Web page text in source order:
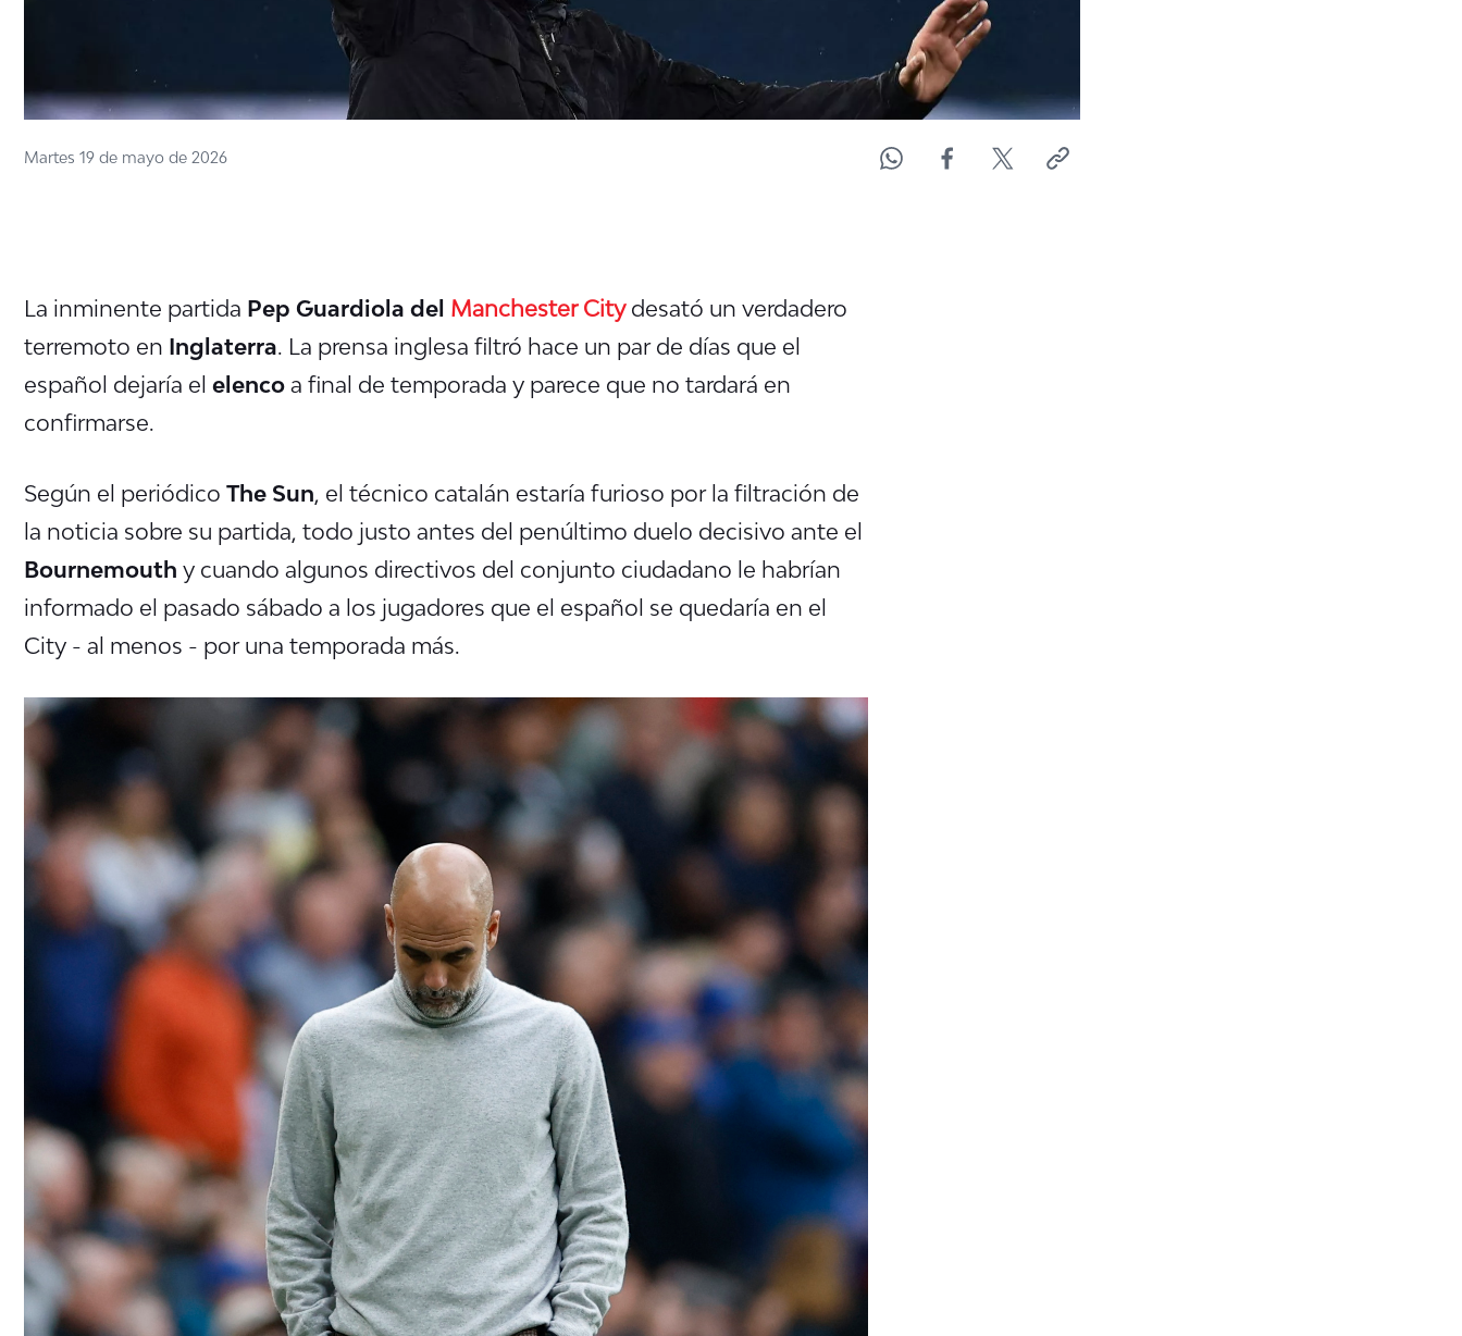
Martes 19 de mayo de 2026
La inminente partida Pep Guardiola del Manchester Citydesató un verdadero
terremoto en Inglaterra . La prensa inglesa filtró hace un par de días que el
español dejaría el elenco a final de temporada y parece que no tardará en
confirmarse.
Según el periódico The Sun , el técnico catalán estaría furioso por la filtración de
la noticia sobre su partida, todo justo antes del penúltimo duelo decisivo ante el
Bournemouth y cuando algunos directivos del conjunto ciudadano le habrían
informado el pasado sábado a los jugadores que el español se quedaría en el
City - al menos - por una temporada más.